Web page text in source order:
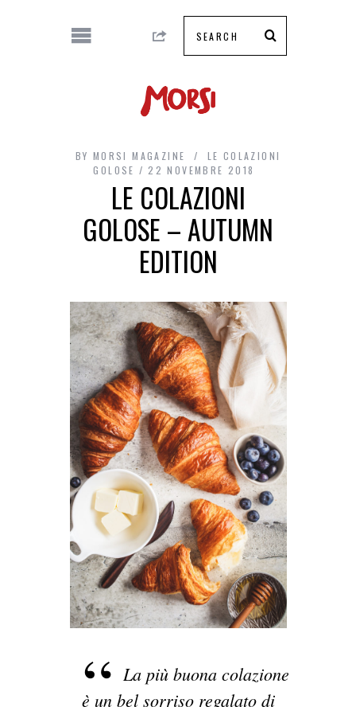
BY MORSI MAGAZINE
LE COLAZIONI
GOLOSE
22 NOVEMBRE 2018
LE COLAZIONI
GOLOSE – AUTUMN
EDITION
La più buona colazione
è un bel sorriso regalato di